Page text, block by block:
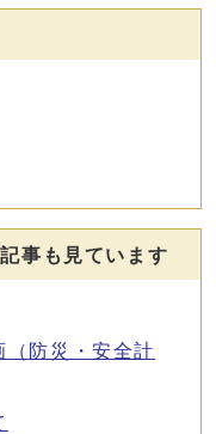
事も見ています
（防災・安全計